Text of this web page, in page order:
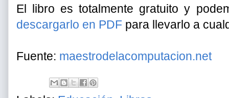
El libro es totalmente gratuito y
descargarlo en PDF para llevarlo a
Fuente: maestrodelacomputacion.net